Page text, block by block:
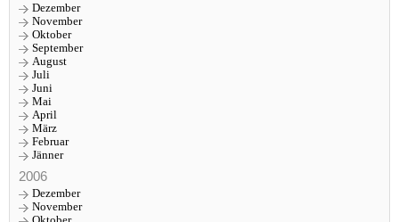
Dezember
November
Oktober
September
August
Juli
Juni
Mai
April
März
Februar
Jänner
2006
Dezember
November